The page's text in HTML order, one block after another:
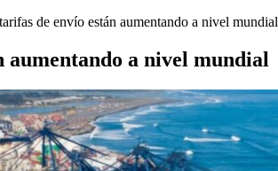
de envío están aumentando a nivel mundial
aumentando a nivel mundial